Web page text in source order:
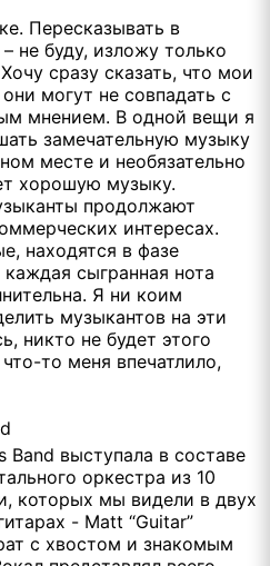
Пересказывать в
не буду, изложу только
сразу сказать, что мои
могут не совпадать с
мнением. В одной вещи я
замечательную музыку
месте и необязательно
хорошую музыку.
продолжают
интересах.
находятся в фазе
сыгранная нота
Я ни коим
музыкантов на эти
никто не будет этого
то меня впечатлило,
Band выступала в составе
оркестра из 10
которых мы видели в двух
- Matt “Guitar”
с хвостом и знакомым